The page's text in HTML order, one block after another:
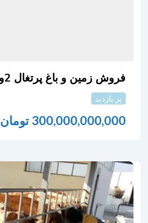
فروش زمین و باغ پرتغال 2ونیم هکتار ویو ابدی
پر بازدید
300,000,000,000 تومان